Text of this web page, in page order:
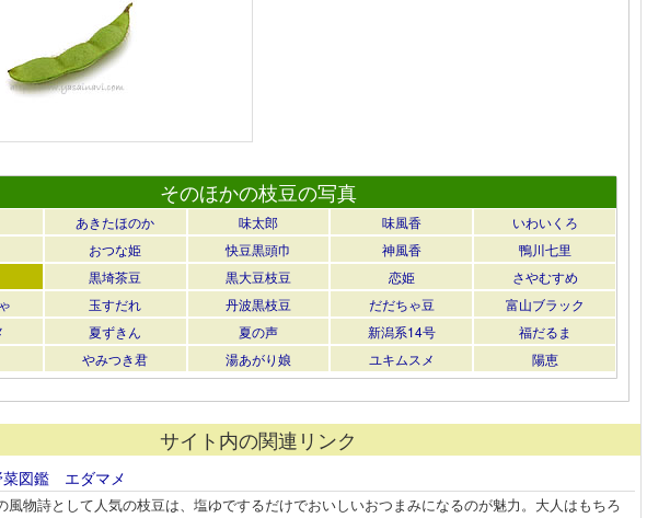
そのほかの枝豆の写真
あきたほのか 味太郎 味風香
いわいくろ
おつな姫 快豆黒頭巾 神風香
鴨川七里
黒埼茶豆 黒大豆枝豆 恋姫
さやむすめ
玉すだれ 丹波黒枝豆 だだちゃ豆
富山ブラック
夏ずきん 夏の声 新潟系14号
福だるま
やみつき君 湯あがり娘 ユキムスメ 陽恵
サイト内の関連リンク
菜図鑑 エダマメ
風物詩として人気の枝豆は、塩ゆでするだけでおいしいおつまみになるのが魅力。大人はもちろ